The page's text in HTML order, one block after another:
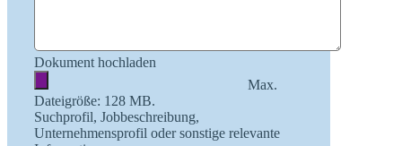
Dokument hochladen
Max.
Dateigröße: 128 MB.
Suchprofil, Jobbeschreibung,
Unternehmensprofil oder sonstige relevante